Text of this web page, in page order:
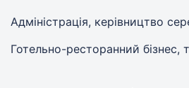
Адмiнiстрацiя, керівництво
Готельно-ресторанний бізнес,